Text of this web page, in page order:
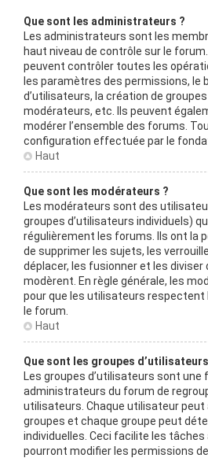
Que sont les administrateurs ?
Les administrateurs sont les
haut niveau de contrôle sur le
peuvent contrôler toutes les
les paramètres des permissions, le
d’utilisateurs, la création de
modérateurs, etc. Ils peuvent
modérer l’ensemble des forums.
configuration effectuée par le
Haut
Que sont les modérateurs ?
Les modérateurs sont des
groupes d’utilisateurs individuels)
régulièrement les forums. Ils ont la
de supprimer les sujets, les
déplacer, les fusionner et les diviser
modèrent. En règle générale, les
pour que les utilisateurs respectent
le forum.
Haut
Que sont les groupes
Les groupes d’utilisateurs sont une
administrateurs du forum de
utilisateurs. Chaque utilisateur peut
groupes et chaque groupe peut
individuelles. Ceci facilite les
pourront modifier les permissions